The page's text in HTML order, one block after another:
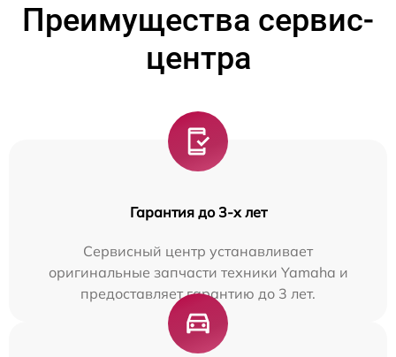
Преимущества сервис-
центра
Гарантия до 3-х лет
Сервисный центр устанавливает
оригинальные запчасти техники Yamaha и
предоставляет гарантию до 3 лет.